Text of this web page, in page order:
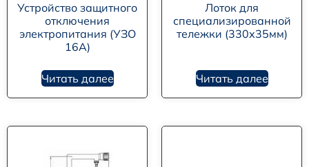
Устройство защитного
отключения
электропитания (УЗО
16А)
Читать далее
Лоток для
специализированной
тележки (330х35мм)
Читать далее